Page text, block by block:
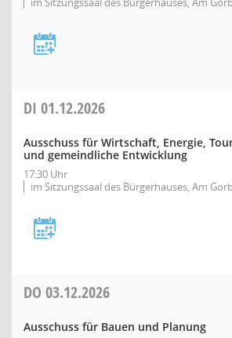
DI 01.12.2026
Ausschuss für Wirtschaft, Energie,
und gemeindliche Entwicklung
17:30 Uhr
im Sitzungssaal des Bürgerhauses, Am
DO 03.12.2026
Ausschuss für Bauen und Planung